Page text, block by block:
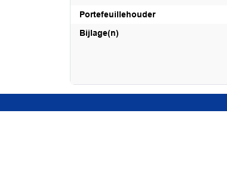
Portefeuillehouder
Bijlage(n)